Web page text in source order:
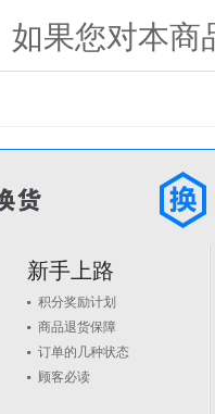
如果您对本商
新手上路
积分奖励计划
商品退货保障
订单的几种状态
顾客必读